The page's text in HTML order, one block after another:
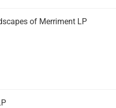
of Merriment LP